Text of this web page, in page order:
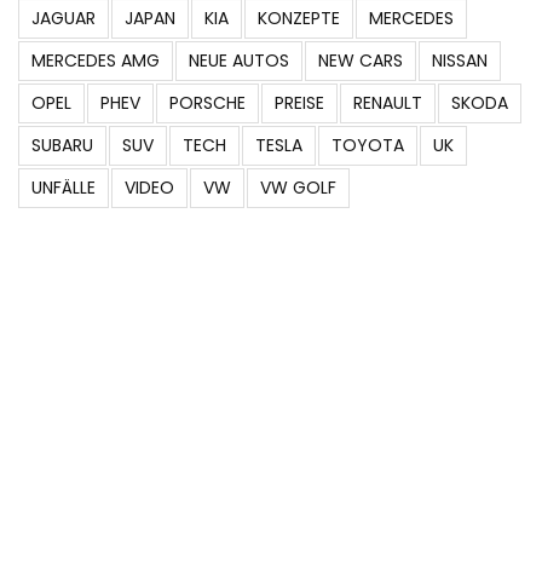
JAGUAR
JAPAN KIA KONZEPTE
MERCEDES
MERCEDES AMG
NEUE AUTOS NEW CARS
NISSAN
OPEL
PHEV PORSCHE PREISE RENAULT
SKODA
SUBARU
SUV TECH TESLA TOYOTA
UK
UNFÄLLE
VIDEO VW VW GOLF